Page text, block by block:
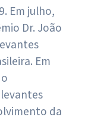
Em julho,
Dr. João
Em
da